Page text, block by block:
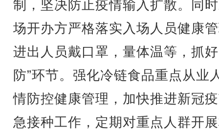
制，坚决防止疫情输入扩散。同
场开办方严格落实入场人员健康
进出人员戴口罩，量体温等，抓
防”环节。强化冷链食品重点从业
情防控健康管理，加快推进新冠
急接种工作，定期对重点人群开